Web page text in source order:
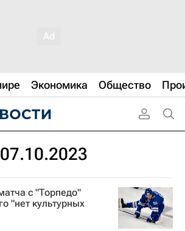
Экономика Общество
с "Торпедо"
"нет культурных